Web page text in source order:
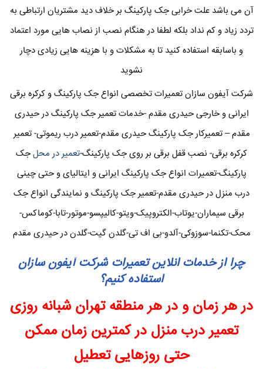
آن می باشد علت خرابی جک پارکینگ بر خلاف دید مشتریان ارتباطی به
تردد زیاد و کم نداد بلکه لطفا در هنگام نصب از نصاب هایی مورد اعتماد
و باسابقه استفاده کنید تا به مشکلات و با هزینه هایی زیادی دچار
نشوید
شرکت آیفون سازان تعمیرات تخصصی انواع جک پارکینگ و کرکره برقی
ایرانی و خارجی حیدری مقدم -خدمات تعمیر جک پارکینگ در حیدری
مقدم – تعمیرکار جک پارکینگ حیدری مقدم-تعمیر درب ریموتی- تعمیر
کرکره برقی- نصب قفل برقی بر روی جک پارکینگ-تعمیر در محلجک
پارکینگ-تعمیرات انواع جک پارکینگ ایرانی و ایتالیای و حتی چینی
درب منزل در حیدری مقدم-تعمیر جک پارکینگ و نمایندگی انواع جک
برقی سیماران-یوتاب-الکتروپیک-ویتو-کالیپسو-موتور-تابا-کوماکس-
محک-تکنما-سوزوکی-آلدو-بی اف تی-گلدن گیت-گلدن در حیدری مقدم
چرا از خدمات انلاین تعمیرات شرکت آیفون سازان
استفاده کنیم؟
در هر زمان و در هر منطقه تهران شبانه روزی
تعمیر درب منزل در کمترین زمان ممکن
حتی روزهایی تعطیل